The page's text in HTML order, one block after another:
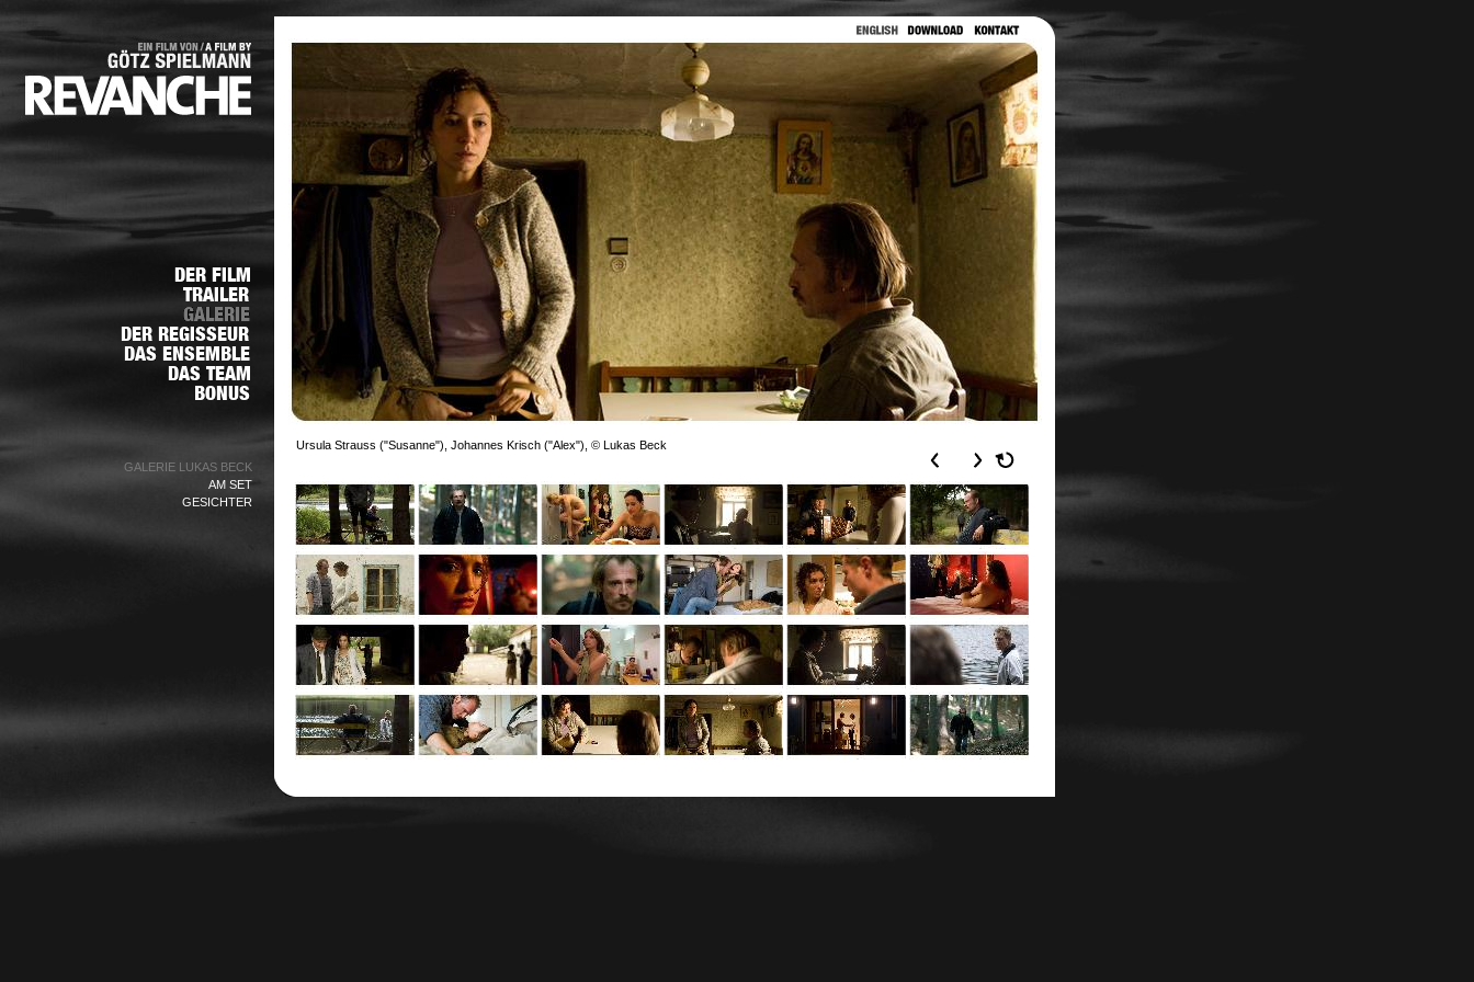
GALERIE LUKAS BECK
AM SET
GESICHTER
Ursula Strauss ("Susanne"), Johannes Krisch ("Alex"), © Lukas Beck